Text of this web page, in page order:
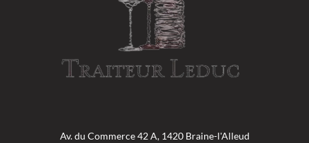
Av. du Commerce 42 A, 1420 Braine-l'Alleud